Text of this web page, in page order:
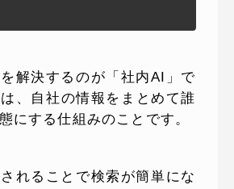
解決するのが「社内AI」で
、自社の情報をまとめて誰
にする仕組みのことです。
れることで検索が簡単にな